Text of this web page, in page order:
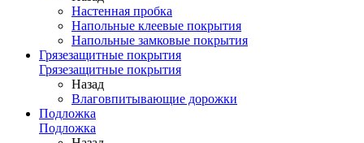
Настенная пробка
Напольные клеевые покрытия
Напольные замковые покрытия
Грязезащитные покрытия
Грязезащитные покрытия
Назад
Влаговпитывающие дорожки
Подложка
Подложка